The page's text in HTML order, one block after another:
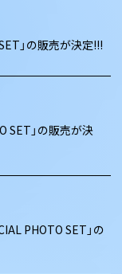
」の販売が決定!!!
SET」の販売が決
PHOTO SET」の